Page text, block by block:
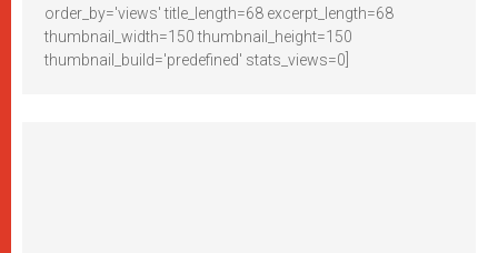
order_by='views' title_length=68 excerpt_length=68
thumbnail_width=150 thumbnail_height=150
thumbnail_build='predefined' stats_views=0]